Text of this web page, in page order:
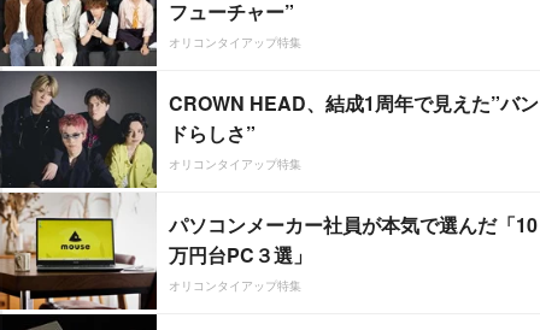
フューチャー”
オリコンタイアップ特集
CROWN HEAD、結成1周年で見えた”バン
ドらしさ”
オリコンタイアップ特集
パソコンメーカー社員が本気で選んだ「10
万円台PC３選」
オリコンタイアップ特集